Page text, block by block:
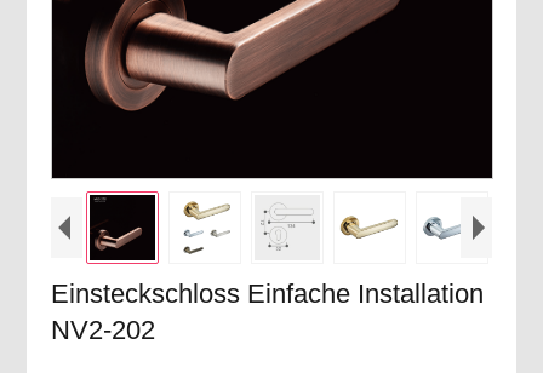
Einsteckschloss Einfache Installation
NV2-202